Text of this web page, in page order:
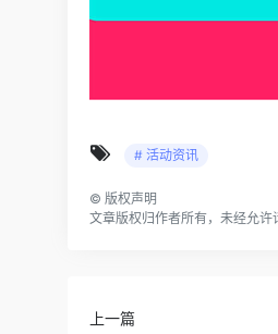
# 活动资讯
© 版权声明
文章版权归作者所有，未经允许
上一篇